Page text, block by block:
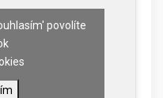
povolíte